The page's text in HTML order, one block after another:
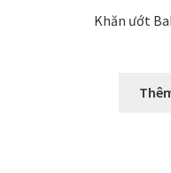
Khăn ướt